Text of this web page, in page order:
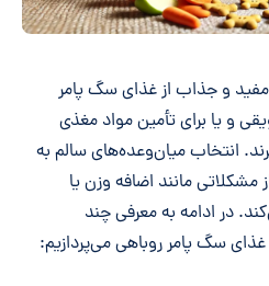
و جذاب از غذای سگ پامر
و یا برای تأمین مواد مغذی
انتخاب میان‌وعده‌های سالم به
مانند اضافه وزن یا
در ادامه به معرفی چند
سگ پامر روباهی می‌پردازیم: